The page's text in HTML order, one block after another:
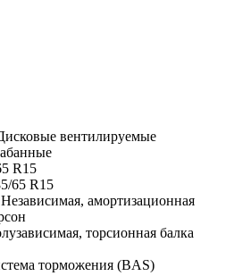
вентилируемые
R15
65 R15
амортизационная
торсионная балка
торможения (BAS)